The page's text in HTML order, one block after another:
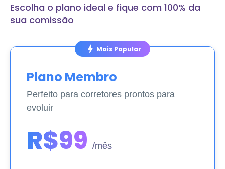
Escolha o plano ideal e fique com 100% da
sua comissão
bolt Mais Popular
Plano Membro
Perfeito para corretores prontos para
evoluir
R$99 /mês